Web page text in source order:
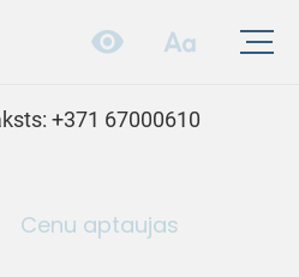
+371 67000610
Cenu aptaujas